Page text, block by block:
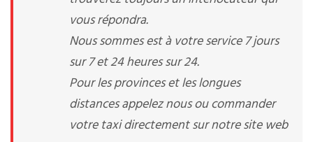
vous répondra.
Nous sommes est à votre service 7 jours
sur 7 et 24 heures sur 24.
Pour les provinces et les longues
distances appelez nous ou commander
votre taxi directement sur notre site web